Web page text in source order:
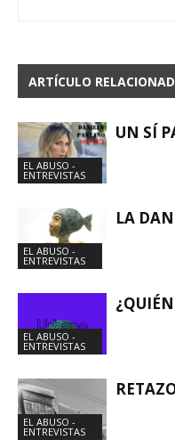
ARTÍCULO
EL ABUSO -
ENTREVISTAS
UN SÍ
EL ABUSO -
ENTREVISTAS
LA
EL ABUSO -
ENTREVISTAS
EL ABUSO -
ENTREVISTAS